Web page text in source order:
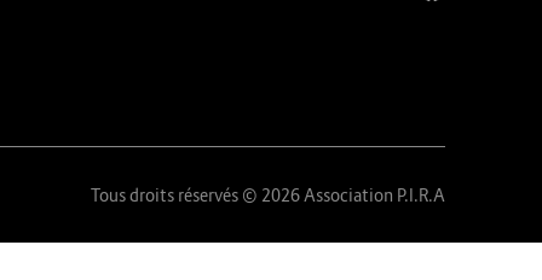
Tous droits réservés © 2026 Association P.I.R.A